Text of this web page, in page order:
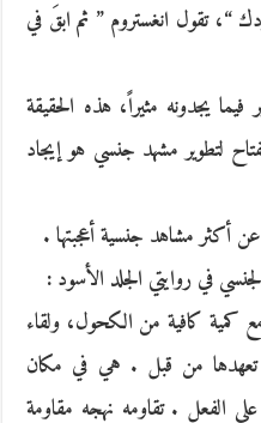
تقول انغستروم ” ثم ابقَ في
يجدونه مثيراً، هذه الحقيقة
لتطوير مشهد جنسي هو إيجاد
عن أكثر مشاهد جنسية أعجبتها .
في روايتي الجلد الأسود :
كمية كافية من الكحول، ولقاء
من قبل . هي في مكان
الفعل . تقاومه نهجه مقاومة